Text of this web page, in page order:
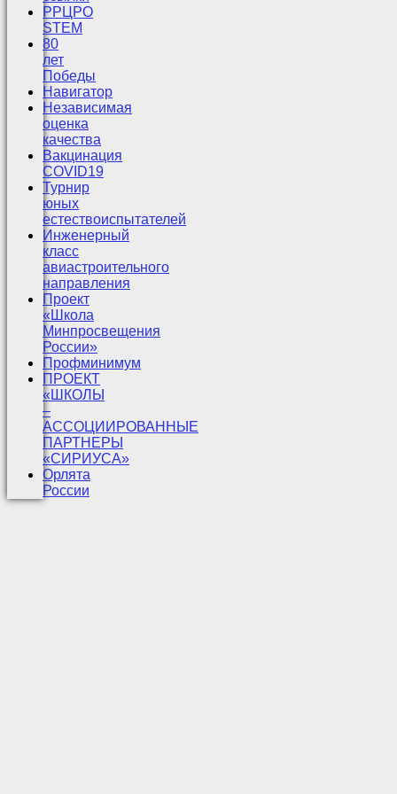
РРЦРО
STEM
80
лет
Победы
Навигатор
Независимая
оценка
качества
Вакцинация
COVID19
Турнир
юных
естествоиспытателей
Инженерный
класс
авиастроительного
направления
Проект
«Школа
Минпросвещения
России»
Профминимум
ПРОЕКТ
«ШКОЛЫ
–
АССОЦИИРОВАННЫЕ
ПАРТНЕРЫ
«СИРИУСА»
Орлята
России